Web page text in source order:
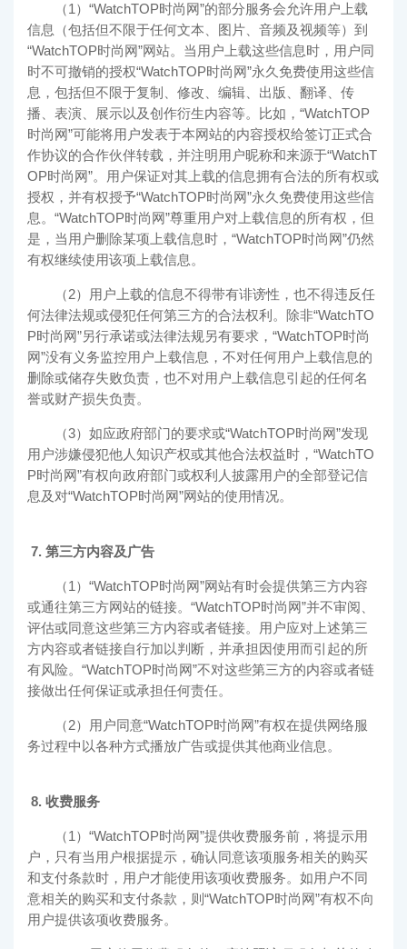
（1）“WatchTOP时尚网”的部分服务会允许用户上载
信息（包括但不限于任何文本、图片、音频及视频等）到
“WatchTOP时尚网”网站。当用户上载这些信息时，用户同
时不可撤销的授权“WatchTOP时尚网”永久免费使用这些信
息，包括但不限于复制、修改、编辑、出版、翻译、传
播、表演、展示以及创作衍生内容等。比如，“WatchTOP
时尚网”可能将用户发表于本网站的内容授权给签订正式合
作协议的合作伙伴转载，并注明用户昵称和来源于“WatchT
OP时尚网”。用户保证对其上载的信息拥有合法的所有权或
授权，并有权授予“WatchTOP时尚网”永久免费使用这些信
息。“WatchTOP时尚网”尊重用户对上载信息的所有权，但
是，当用户删除某项上载信息时，“WatchTOP时尚网”仍然
有权继续使用该项上载信息。
（2）用户上载的信息不得带有诽谤性，也不得违反任
何法律法规或侵犯任何第三方的合法权利。除非“WatchTO
P时尚网”另行承诺或法律法规另有要求，“WatchTOP时尚
网”没有义务监控用户上载信息，不对任何用户上载信息的
删除或储存失败负责，也不对用户上载信息引起的任何名
誉或财产损失负责。
（3）如应政府部门的要求或“WatchTOP时尚网”发现
用户涉嫌侵犯他人知识产权或其他合法权益时，“WatchTO
P时尚网”有权向政府部门或权利人披露用户的全部登记信
息及对“WatchTOP时尚网”网站的使用情况。
7. 第三方内容及广告
（1）“WatchTOP时尚网”网站有时会提供第三方内容
或通往第三方网站的链接。“WatchTOP时尚网”并不审阅、
评估或同意这些第三方内容或者链接。用户应对上述第三
方内容或者链接自行加以判断，并承担因使用而引起的所
有风险。“WatchTOP时尚网”不对这些第三方的内容或者链
接做出任何保证或承担任何责任。
（2）用户同意“WatchTOP时尚网”有权在提供网络服
务过程中以各种方式播放广告或提供其他商业信息。
8. 收费服务
（1）“WatchTOP时尚网”提供收费服务前，将提示用
户，只有当用户根据提示，确认同意该项服务相关的购买
和支付条款时，用户才能使用该项收费服务。如用户不同
意相关的购买和支付条款，则“WatchTOP时尚网”有权不向
用户提供该项收费服务。